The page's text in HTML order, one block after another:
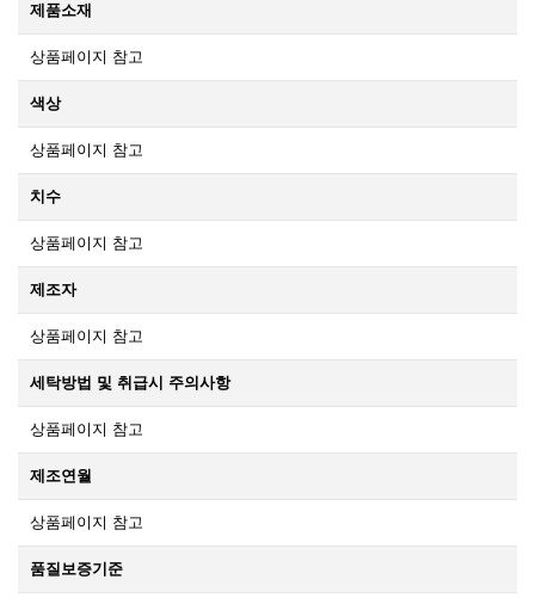
제품소재
상품페이지 참고
색상
상품페이지 참고
치수
상품페이지 참고
제조자
상품페이지 참고
세탁방법 및 취급시 주의사항
상품페이지 참고
제조연월
상품페이지 참고
품질보증기준